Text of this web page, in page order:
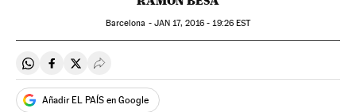
Barcelona - JAN 17, 2016 - 19:26EST
Compartir en Whatsapp
Compartir en Facebook
Compartir en Twitter
Desplegar Redes Sociales
Añadir EL PAÍS en Google